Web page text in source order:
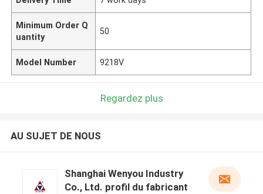
Minimum Order Q
uantity
50
Model Number 9218V
Regardez plus
AU SUJET DE NOUS
Shanghai Wenyou Industry
Co., Ltd. profil du fabricant